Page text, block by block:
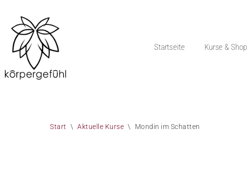
Zum
Inhalt
springen
Startseite Kurse & Shop
Start \ Aktuelle Kurse \ Mondin im Schatten